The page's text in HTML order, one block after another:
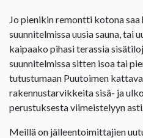
Jo pienikin remontti kotona
suunnitelmissa uusia sauna, tai
kaipaako pihasi terassia
suunnitelmissa sitten isoa tai
tutustumaan Puutoimen
rakennustarvikkeita sisä- ja
perustuksesta viimeistelyyn asti.
Meillä on jälleentoimittajien